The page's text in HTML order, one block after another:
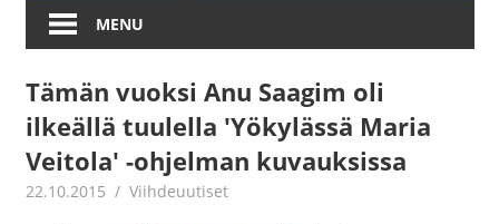
Mesta.net
MENU
Tämän vuoksi Anu Saagim oli
ilkeällä tuulella 'Yökylässä Maria
Veitola' -ohjelman kuvauksissa
22.10.2015 mestanet
Viihdeuutiset